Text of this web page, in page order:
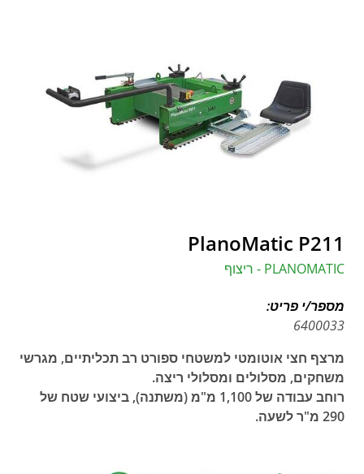
PlanoMatic P211
PLANOMATIC - ריצוף
מספר/י פריט:
6400033
מרצף חצי אוטומטי למשטחי ספורט רב תכליתיים, מגרשי
משחקים, מסלולים ומסלולי ריצה.
רוחב עבודה של 1,100 מ"מ (משתנה), ביצועי שטח של
290 מ"ר לשעה.